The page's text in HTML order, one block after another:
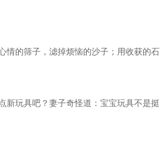
情的筛子，滤掉烦恼的沙子；用收获的石
新玩具吧？妻子奇怪道：宝宝玩具不是挺